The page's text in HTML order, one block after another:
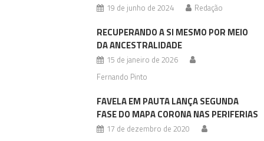
19 de junho de 2024 Redação
RECUPERANDO A SI MESMO POR MEIO
DA ANCESTRALIDADE
15 de janeiro de 2026
Fernando Pinto
FAVELA EM PAUTA LANÇA SEGUNDA
FASE DO MAPA CORONA NAS PERIFERIAS
17 de dezembro de 2020